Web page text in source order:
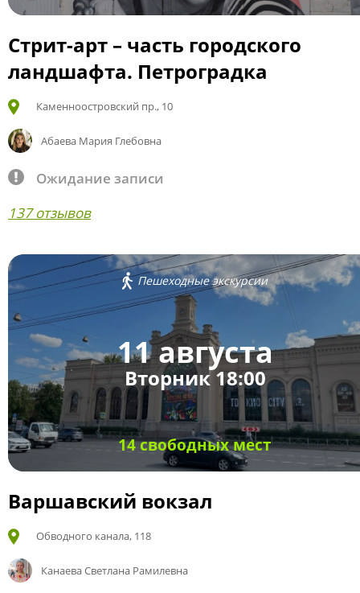
Стрит-арт – часть городского
ландшафта. Петроградка
Каменноостровский пр., 10
Абаева Мария Глебовна
Ожидание записи
137 отзывов
Пешеходные экскурсии
11 августа
Вторник 18:00
14 свободных мест
Варшавский вокзал
Обводного канала, 118
Канаева Светлана Рамилевна